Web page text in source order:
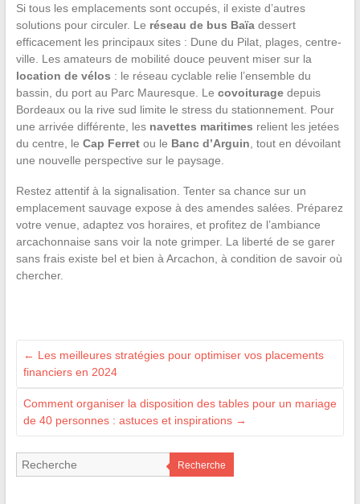
Si tous les emplacements sont occupés, il existe d’autres
solutions pour circuler. Le réseau de bus Baïadessert
efficacement les principaux sites : Dune du Pilat, plages, centre-
ville. Les amateurs de mobilité douce peuvent miser sur la
location de vélos : le réseau cyclable relie l’ensemble du
bassin, du port au Parc Mauresque. Le covoituragedepuis
Bordeaux ou la rive sud limite le stress du stationnement. Pour
une arrivée différente, les navettes maritimes relient les jetées
du centre, le Cap Ferretou le Banc d’Arguin , tout en dévoilant
une nouvelle perspective sur le paysage.
Restez attentif à la signalisation. Tenter sa chance sur un
emplacement sauvage expose à des amendes salées. Préparez
votre venue, adaptez vos horaires, et profitez de l’ambiance
arcachonnaise sans voir la note grimper. La liberté de se garer
sans frais existe bel et bien à Arcachon, à condition de savoir où
chercher.
← Les meilleures stratégies pour optimiser vos placements
financiers en 2024
Comment organiser la disposition des tables pour un mariage
de 40 personnes : astuces et inspirations →
Recherche